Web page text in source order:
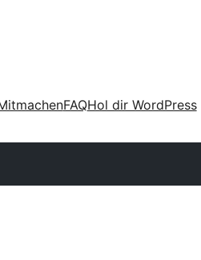
FAQHol dir WordPress